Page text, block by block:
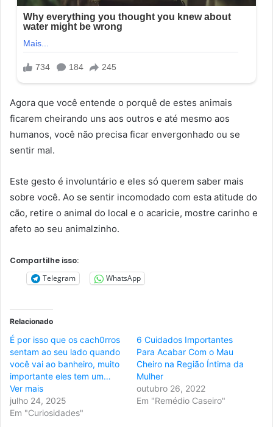
Agora que você entende o porquê de estes animais
ficarem cheirando uns aos outros e até mesmo aos
humanos, você não precisa ficar envergonhado ou se
sentir mal.
Este gesto é involuntário e eles só querem saber mais
sobre você. Ao se sentir incomodado com esta atitude do
cão, retire o animal do local e o acaricie, mostre carinho e
afeto ao seu animalzinho.
Compartilhe isso:
Telegram
WhatsApp
Relacionado
É por isso que os cach0rros
sentam ao seu lado quando
você vai ao banheiro, muito
importante eles tem um…
Ver mais
julho 24, 2025
Em "Curiosidades"
6 Cuidados Importantes
Para Acabar Com o Mau
Cheiro na Região Íntima da
Mulher
outubro 26, 2022
Em "Remédio Caseiro"